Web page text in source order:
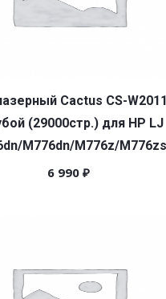
Cactus CS-
(29000стр.) для HP LJ
M776dn/M776z/M776zs
6 990 ₽